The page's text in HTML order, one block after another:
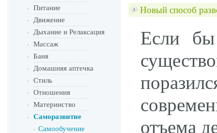
Питание
Движение
Дыхание и Релаксация
Массаж
Баня
Домашняя аптечка
Стиль
Отношения
Материнство
Саморазвитие
Самообучение
Новый способ
Если бы
отъема